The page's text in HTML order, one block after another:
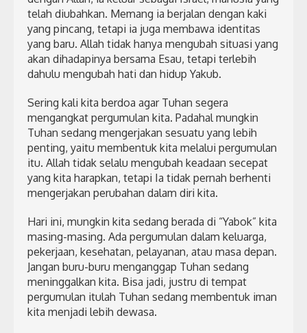
telah diubahkan. Memang ia berjalan dengan kaki
yang pincang, tetapi ia juga membawa identitas
yang baru. Allah tidak hanya mengubah situasi yang
akan dihadapinya bersama Esau, tetapi terlebih
dahulu mengubah hati dan hidup Yakub.
Sering kali kita berdoa agar Tuhan segera
mengangkat pergumulan kita. Padahal mungkin
Tuhan sedang mengerjakan sesuatu yang lebih
penting, yaitu membentuk kita melalui pergumulan
itu. Allah tidak selalu mengubah keadaan secepat
yang kita harapkan, tetapi Ia tidak pernah berhenti
mengerjakan perubahan dalam diri kita.
Hari ini, mungkin kita sedang berada di “Yabok” kita
masing-masing. Ada pergumulan dalam keluarga,
pekerjaan, kesehatan, pelayanan, atau masa depan.
Jangan buru-buru menganggap Tuhan sedang
meninggalkan kita. Bisa jadi, justru di tempat
pergumulan itulah Tuhan sedang membentuk iman
kita menjadi lebih dewasa.